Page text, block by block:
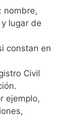
nombre,
lugar de
constan en
Civil
ejemplo,